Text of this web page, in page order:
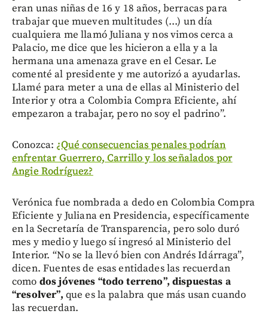
eran unas niñas de 16 y 18 años, berracas para
trabajar que mueven multitudes (...) un día
cualquiera me llamó Juliana y nos vimos cerca a
Palacio, me dice que les hicieron a ella y a la
hermana una amenaza grave en el Cesar. Le
comenté al presidente y me autorizó a ayudarlas.
Llamé para meter a una de ellas al Ministerio del
Interior y otra a Colombia Compra Eficiente, ahí
empezaron a trabajar, pero no soy el padrino”.
Conozca: ¿Qué consecuencias penales podrían
enfrentar Guerrero, Carrillo y los señalados por
Angie Rodríguez?
Verónica fue nombrada a dedo en Colombia Compra
Eficiente y Juliana en Presidencia, específicamente
en la Secretaría de Transparencia, pero solo duró
mes y medio y luego sí ingresó al Ministerio del
Interior. “No se la llevó bien con Andrés Idárraga”,
dicen. Fuentes de esas entidades las recuerdan
como dos jóvenes “todo terreno”, dispuestas a
“resolver”, que es la palabra que más usan cuando
las recuerdan.